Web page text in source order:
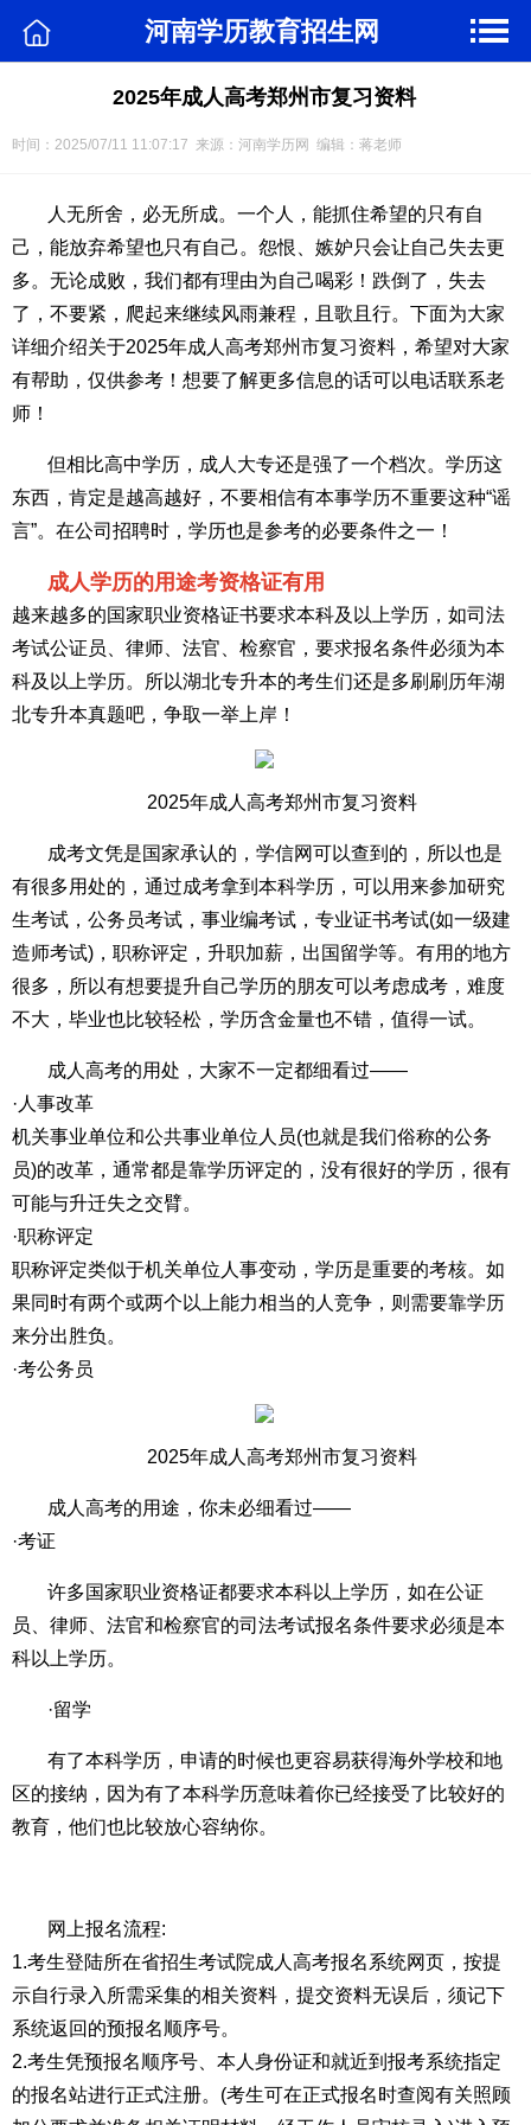
河南学历教育招生网
2025年成人高考郑州市复习资料
时间：2025/07/11 11:07:17 来源：河南学历网 编辑：蒋老师
人无所舍，必无所成。一个人，能抓住希望的只有自
己，能放弃希望也只有自己。怨恨、嫉妒只会让自己失去更
多。无论成败，我们都有理由为自己喝彩！跌倒了，失去
了，不要紧，爬起来继续风雨兼程，且歌且行。下面为大家
详细介绍关于2025年成人高考郑州市复习资料，希望对大家
有帮助，仅供参考！想要了解更多信息的话可以电话联系老
师！
但相比高中学历，成人大专还是强了一个档次。学历这
东西，肯定是越高越好，不要相信有本事学历不重要这种“谣
言”。在公司招聘时，学历也是参考的必要条件之一！
成人学历的用途考资格证有用
越来越多的国家职业资格证书要求本科及以上学历，如司法
考试公证员、律师、法官、检察官，要求报名条件必须为本
科及以上学历。所以湖北专升本的考生们还是多刷刷历年湖
北专升本真题吧，争取一举上岸！
2025年成人高考郑州市复习资料
成考文凭是国家承认的，学信网可以查到的，所以也是
有很多用处的，通过成考拿到本科学历，可以用来参加研究
生考试，公务员考试，事业编考试，专业证书考试(如一级建
造师考试)，职称评定，升职加薪，出国留学等。有用的地方
很多，所以有想要提升自己学历的朋友可以考虑成考，难度
不大，毕业也比较轻松，学历含金量也不错，值得一试。
成人高考的用处，大家不一定都细看过——
·人事改革
机关事业单位和公共事业单位人员(也就是我们俗称的公务
员)的改革，通常都是靠学历评定的，没有很好的学历，很有
可能与升迁失之交臂。
·职称评定
职称评定类似于机关单位人事变动，学历是重要的考核。如
果同时有两个或两个以上能力相当的人竞争，则需要靠学历
来分出胜负。
·考公务员
2025年成人高考郑州市复习资料
成人高考的用途，你未必细看过——
·考证
许多国家职业资格证都要求本科以上学历，如在公证
员、律师、法官和检察官的司法考试报名条件要求必须是本
科以上学历。
·留学
有了本科学历，申请的时候也更容易获得海外学校和地
区的接纳，因为有了本科学历意味着你已经接受了比较好的
教育，他们也比较放心容纳你。
网上报名流程:
1.考生登陆所在省招生考试院成人高考报名系统网页，按提
示自行录入所需采集的相关资料，提交资料无误后，须记下
系统返回的预报名顺序号。
2.考生凭预报名顺序号、本人身份证和就近到报考系统指定
的报名站进行正式注册。(考生可在正式报名时查阅有关照顾